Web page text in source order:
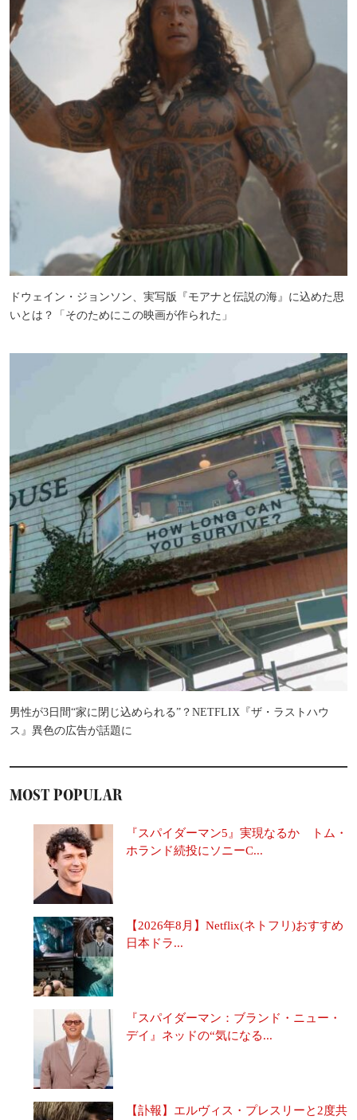
ドウェイン・ジョンソン、実写版『モアナと伝説の海』に込めた思
いとは？「そのためにこの映画が作られた」
男性が3日間“家に閉じ込められる”？NETFLIX『ザ・ラストハウ
ス』異色の広告が話題に
MOST POPULAR
『スパイダーマン5』実現なるか トム・
ホランド続投にソニーC...
【2026年8月】Netflix(ネトフリ)おすすめ
日本ドラ...
『スパイダーマン：ブランド・ニュー・
デイ』ネッドの“気になる...
【訃報】エルヴィス・プレスリーと2度共